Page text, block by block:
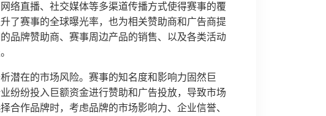
络直播、社交媒体等多渠道传播方式使得赛事的覆
了赛事的全球曝光率，也为相关赞助商和广告商提
品牌赞助商、赛事周边产品的销售、以及各类活动
潜在的市场风险。赛事的知名度和影响力固然巨
纷纷投入巨额资金进行赞助和广告投放，导致市场
合作品牌时，考虑品牌的市场影响力、企业信誉、